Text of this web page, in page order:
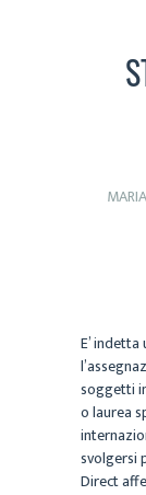
MARIA
E’
soggetti
o laurea
svolgersi
Direct